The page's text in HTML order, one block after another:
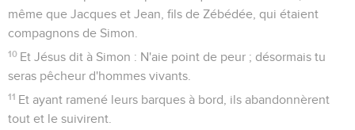
même que Jacques et Jean, fils de Zébédée, qui étaient
compagnons de Simon.
10 Et Jésus dit à Simon : N'aie point de peur ; désormais tu
seras pêcheur d'hommes vivants.
11 Et ayant ramené leurs barques à bord, ils abandonnèrent
tout et le suivirent.